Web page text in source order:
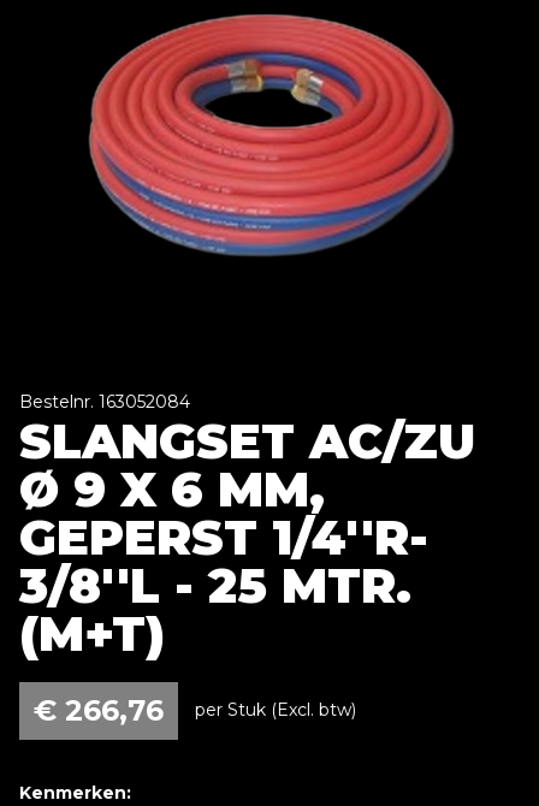
Bestelnr. 163052084
SLANGSET AC/ZU
Ø 9 X 6 MM,
GEPERST 1/4''R-
3/8''L - 25 MTR.
(M+T)
€ 266,76 per Stuk (Excl. btw)
Kenmerken: